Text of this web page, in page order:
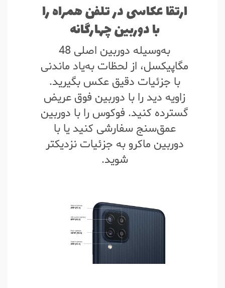
ارتقا عکاسی در تلفن همراه را
با دوربین چهارگانه
به‌وسیله دوربین اصلی 48
مگاپیکسل، از لحظات به‌یاد ماندنی
با جزئیات دقیق عکس بگیرید.
زاویه دید را با دوربین فوق عریض
گسترده کنید. فوکوس را با دوربین
عمق‌سنج سفارشی کنید یا با
دوربین ماکرو به جزئیات نزدیکتر
شوید.